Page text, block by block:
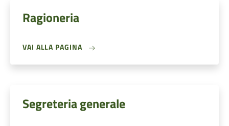
Ragioneria
VAI ALLA PAGINA
Segreteria generale